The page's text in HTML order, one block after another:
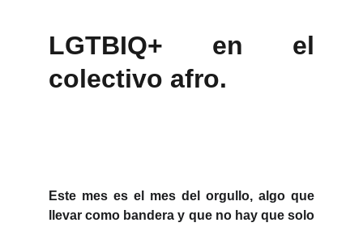
LGTBIQ+ en el
colectivo afro.
Este mes es el mes del orgullo, algo que
llevar como bandera y que no hay que solo